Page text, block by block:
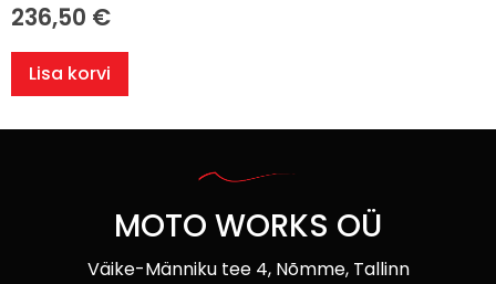
236,50 €
Lisa korvi
MOTO WORKS OÜ
Väike-Männiku tee 4, Nõmme, Tallinn